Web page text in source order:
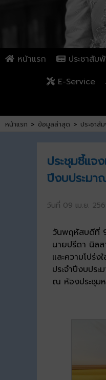
หน้าแรก ประชาสัม
E-Service
หน้าแรก > ข้อมูลล่าสุด > ประชาสั
ประชุมชี้แจ
ปีงบประม
วันที่ 09 เม.ย.
วันพฤหัสบดีที่
นายปรีดา นิลส
และความโปร่
ประจำปีงบปร
ณ ห้องประชุม